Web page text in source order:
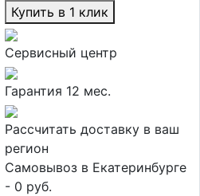
Купить в 1 клик
Сервисный центр
Гарантия 12 мес.
Рассчитать доставку в ваш
регион
Самовывоз в Екатеринбурге
- 0 руб.